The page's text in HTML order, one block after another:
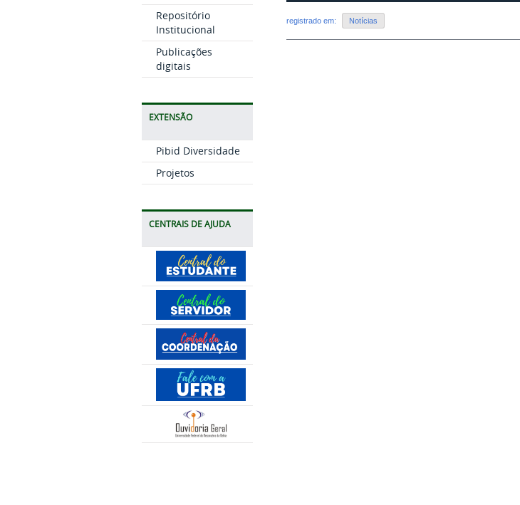
Repositório
Institucional
Publicações
digitais
EXTENSÃO
Pibid Diversidade
Projetos
CENTRAIS DE AJUDA
registrado em: Notícias